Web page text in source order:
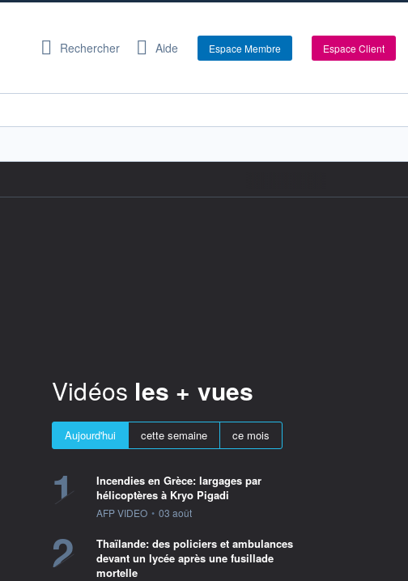
Rechercher Aide Espace Membre Espace Client
Vidéos les + vues
Aujourd'hui cette semaine ce mois
1
Incendies en Grèce: largages par
hélicoptères à Kryo Pigadi
information fournie par
AFP VIDEO • 03 août
2
Thaïlande: des policiers et ambulances
devant un lycée après une fusillade
mortelle